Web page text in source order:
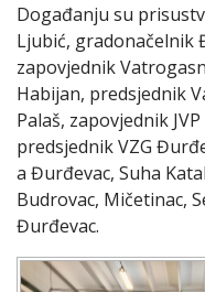
Događanju su
Ljubić, gradonačelnik
zapovjednik
Habijan, predsjednik
Palaš, zapovjednik
predsjednik VZG
a Đurđevac, Suha
Budrovac, Mičetinac,
Đurđevac.